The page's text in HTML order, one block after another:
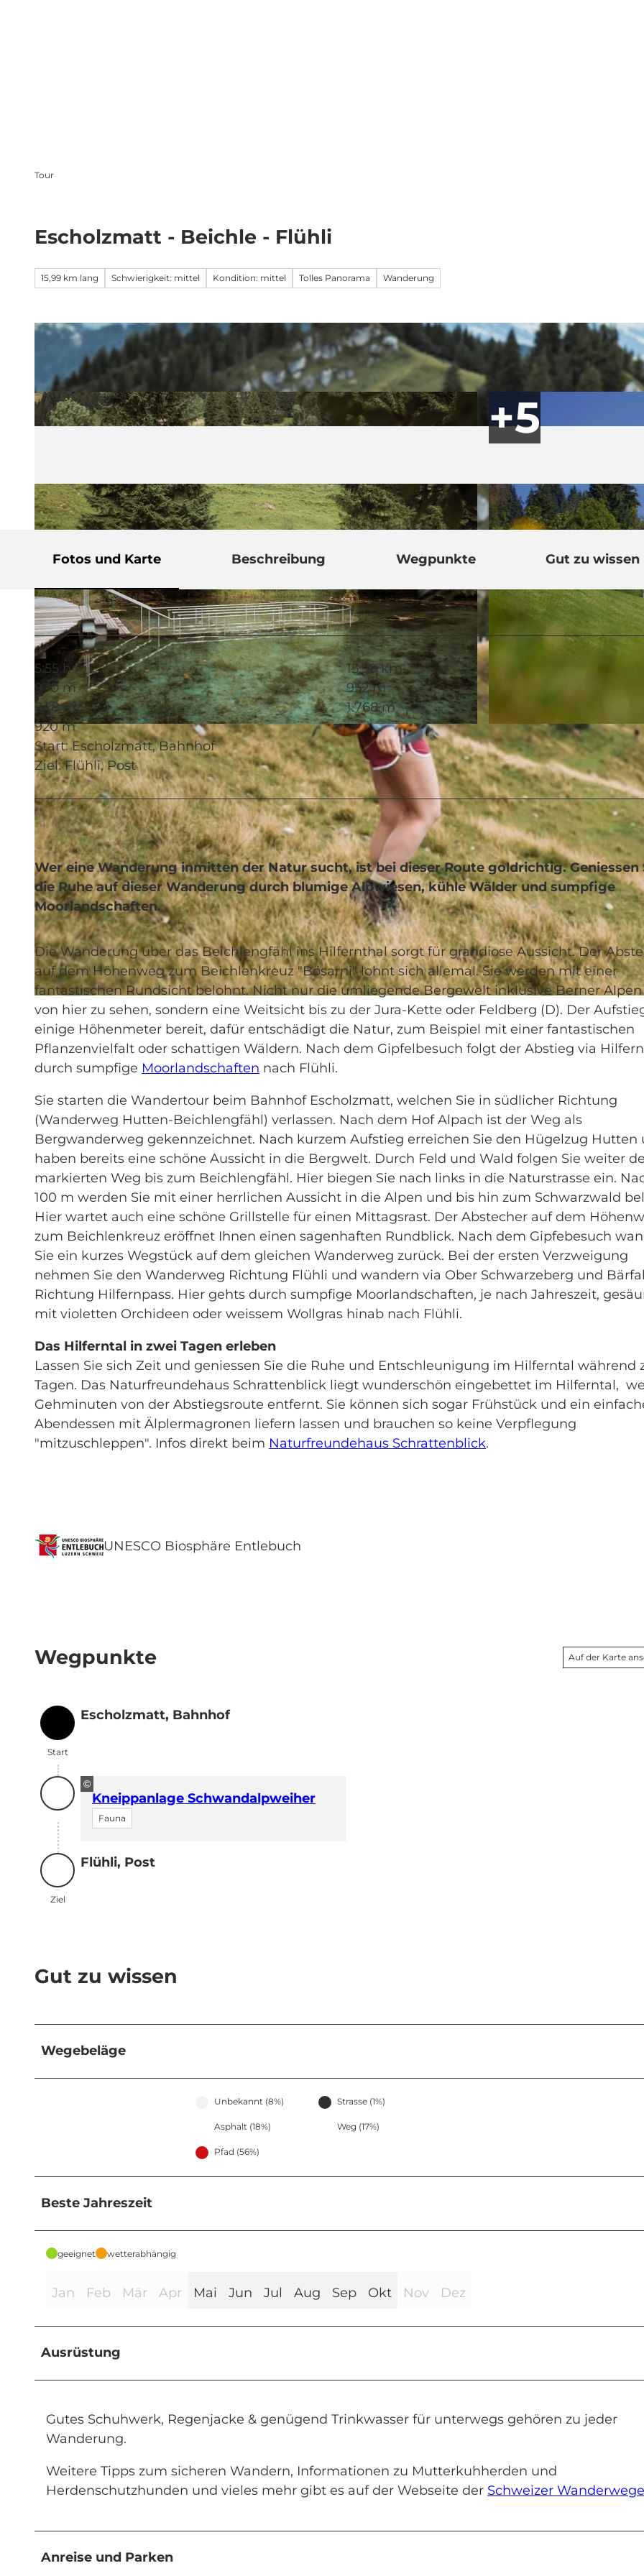
Tour
Escholzmatt - Beichle - Flühli
15,99 km lang Schwierigkeit: mittel Kondition: mittel Tolles Panorama Wanderung
© Andrea Steffen, UNESCO Biosphäre Entlebuch © Naturfreundehaus Schrattenblick
Fotos und Karte Beschreibung Wegpunkte Gut zu wissen
5:55 h
15,99 km
970 m
952 m
848 m
1.768 m
920 m
Start: Escholzmatt, Bahnhof
Ziel: Flühli, Post
Wer eine Wanderung inmitten der Natur sucht, ist bei dieser Route goldrichtig. Geniessen
die Ruhe auf dieser Wanderung durch blumige Alpwiesen, kühle Wälder und sumpfige
Moorlandschaften.
Die Wanderung über das Beichlengfähl ins Hilfernthal sorgt für grandiose Aussicht. Der
auf dem Höhenweg zum Beichlenkreuz "Bösarni" lohnt sich allemal. Sie werden mit einer
fantastischen Rundsicht belohnt. Nicht nur die umliegende Bergewelt inklusive Berner
von hier zu sehen, sondern eine Weitsicht bis zu der Jura-Kette oder Feldberg (D). Der
einige Höhenmeter bereit, dafür entschädigt die Natur, zum Beispiel mit einer fantastischen
Pflanzenvielfalt oder schattigen Wäldern. Nach dem Gipfelbesuch folgt der Abstieg via
durch sumpfige Moorlandschaften nach Flühli.
Sie starten die Wandertour beim Bahnhof Escholzmatt, welchen Sie in südlicher Richtung
(Wanderweg Hutten-Beichlengfähl) verlassen. Nach dem Hof Alpach ist der Weg als
Bergwanderweg gekennzeichnet. Nach kurzem Aufstieg erreichen Sie den Hügelzug Hutten
haben bereits eine schöne Aussicht in die Bergwelt. Durch Feld und Wald folgen Sie weiter
markierten Weg bis zum Beichlengfähl. Hier biegen Sie nach links in die Naturstrasse ein.
100 m werden Sie mit einer herrlichen Aussicht in die Alpen und bis hin zum Schwarzwald
Hier wartet auch eine schöne Grillstelle für einen Mittagsrast. Der Abstecher auf dem
zum Beichlenkreuz eröffnet Ihnen einen sagenhaften Rundblick. Nach dem Gipfebesuch
Sie ein kurzes Wegstück auf dem gleichen Wanderweg zurück. Bei der ersten Verzweigung
nehmen Sie den Wanderweg Richtung Flühli und wandern via Ober Schwarzeberg und
Richtung Hilfernpass. Hier gehts durch sumpfige Moorlandschaften, je nach Jahreszeit,
mit violetten Orchideen oder weissem Wollgras hinab nach Flühli.
Das Hilferntal in zwei Tagen erleben
Lassen Sie sich Zeit und geniessen Sie die Ruhe und Entschleunigung im Hilferntal während
Tagen. Das Naturfreundehaus Schrattenblick liegt wunderschön eingebettet im Hilferntal,
Gehminuten von der Abstiegsroute entfernt. Sie können sich sogar Frühstück und ein
Abendessen mit Älplermagronen liefern lassen und brauchen so keine Verpflegung
"mitzuschleppen". Infos direkt beim Naturfreundehaus Schrattenblick.
UNESCO Biosphäre Entlebuch
Wegpunkte Auf der Karte
Start
Start
Escholzmatt, Bahnhof
©
Kneippanlage Schwandalpweiher
Fauna
Ziel
Ziel
Flühli, Post
Gut zu wissen
Wegebeläge
Unbekannt (8%) Strasse (1%)
Asphalt (18%) Weg (17%)
Pfad (56%)
Beste Jahreszeit
geeignet wetterabhängig
Jan Feb Mär Apr Mai Jun Jul Aug Sep Okt Nov Dez
Ausrüstung
Gutes Schuhwerk, Regenjacke & genügend Trinkwasser für unterwegs gehören zu jeder
Wanderung.
Weitere Tipps zum sicheren Wandern, Informationen zu Mutterkuhherden und
Herdenschutzhunden und vieles mehr gibt es auf der Webseite der Schweizer Wanderwege
Anreise und Parken